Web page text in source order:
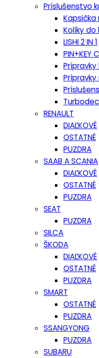
Príslušenstvo
Kapsička
Kolíky
LISHI 2 IN 1
PIN+KEY
RENAULT
DIAĽKOVÉ
OSTATNÉ
PUZDRA
SAAB A SCANIA
DIAĽKOVÉ
OSTATNÉ
PUZDRA
SEAT
PUZDRA
SILCA
ŠKODA
DIAĽKOVÉ
OSTATNÉ
PUZDRA
SMART
OSTATNÉ
PUZDRA
SSANGYONG
PUZDRA
SUBARU